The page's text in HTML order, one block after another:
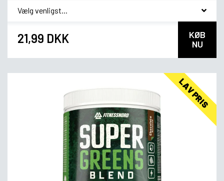
* Smagsvariant
21,99 DKK
KØB
NU
LAV PRIS